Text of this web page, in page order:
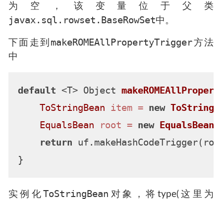
为空，该变量位于父类
javax.sql.rowset.BaseRowSet中。
下面走到 makeROMEAllPropertyTrigger方法
中
default <T> Object
ToStringBean item = new
EqualsBean
root = new EqualsBean
return
实例化 ToStringBean 对象，将type(这里为